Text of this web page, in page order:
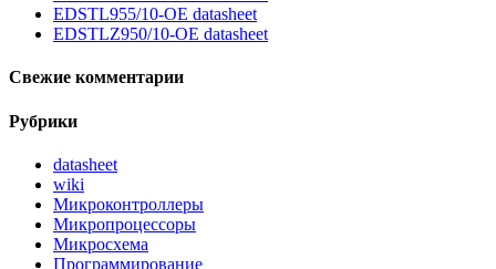
EDSTL955/10-OE datasheet
EDSTLZ950/10-OE datasheet
Свежие комментарии
Рубрики
datasheet
wiki
Микроконтроллеры
Микропроцессоры
Микросхема
Программирование